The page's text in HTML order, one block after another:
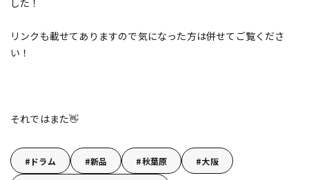
した！
リンクも載せてありますので気になった方は併せてご覧くださ
い！
それではまた👋
ドラム 新品 秋葉原 大阪